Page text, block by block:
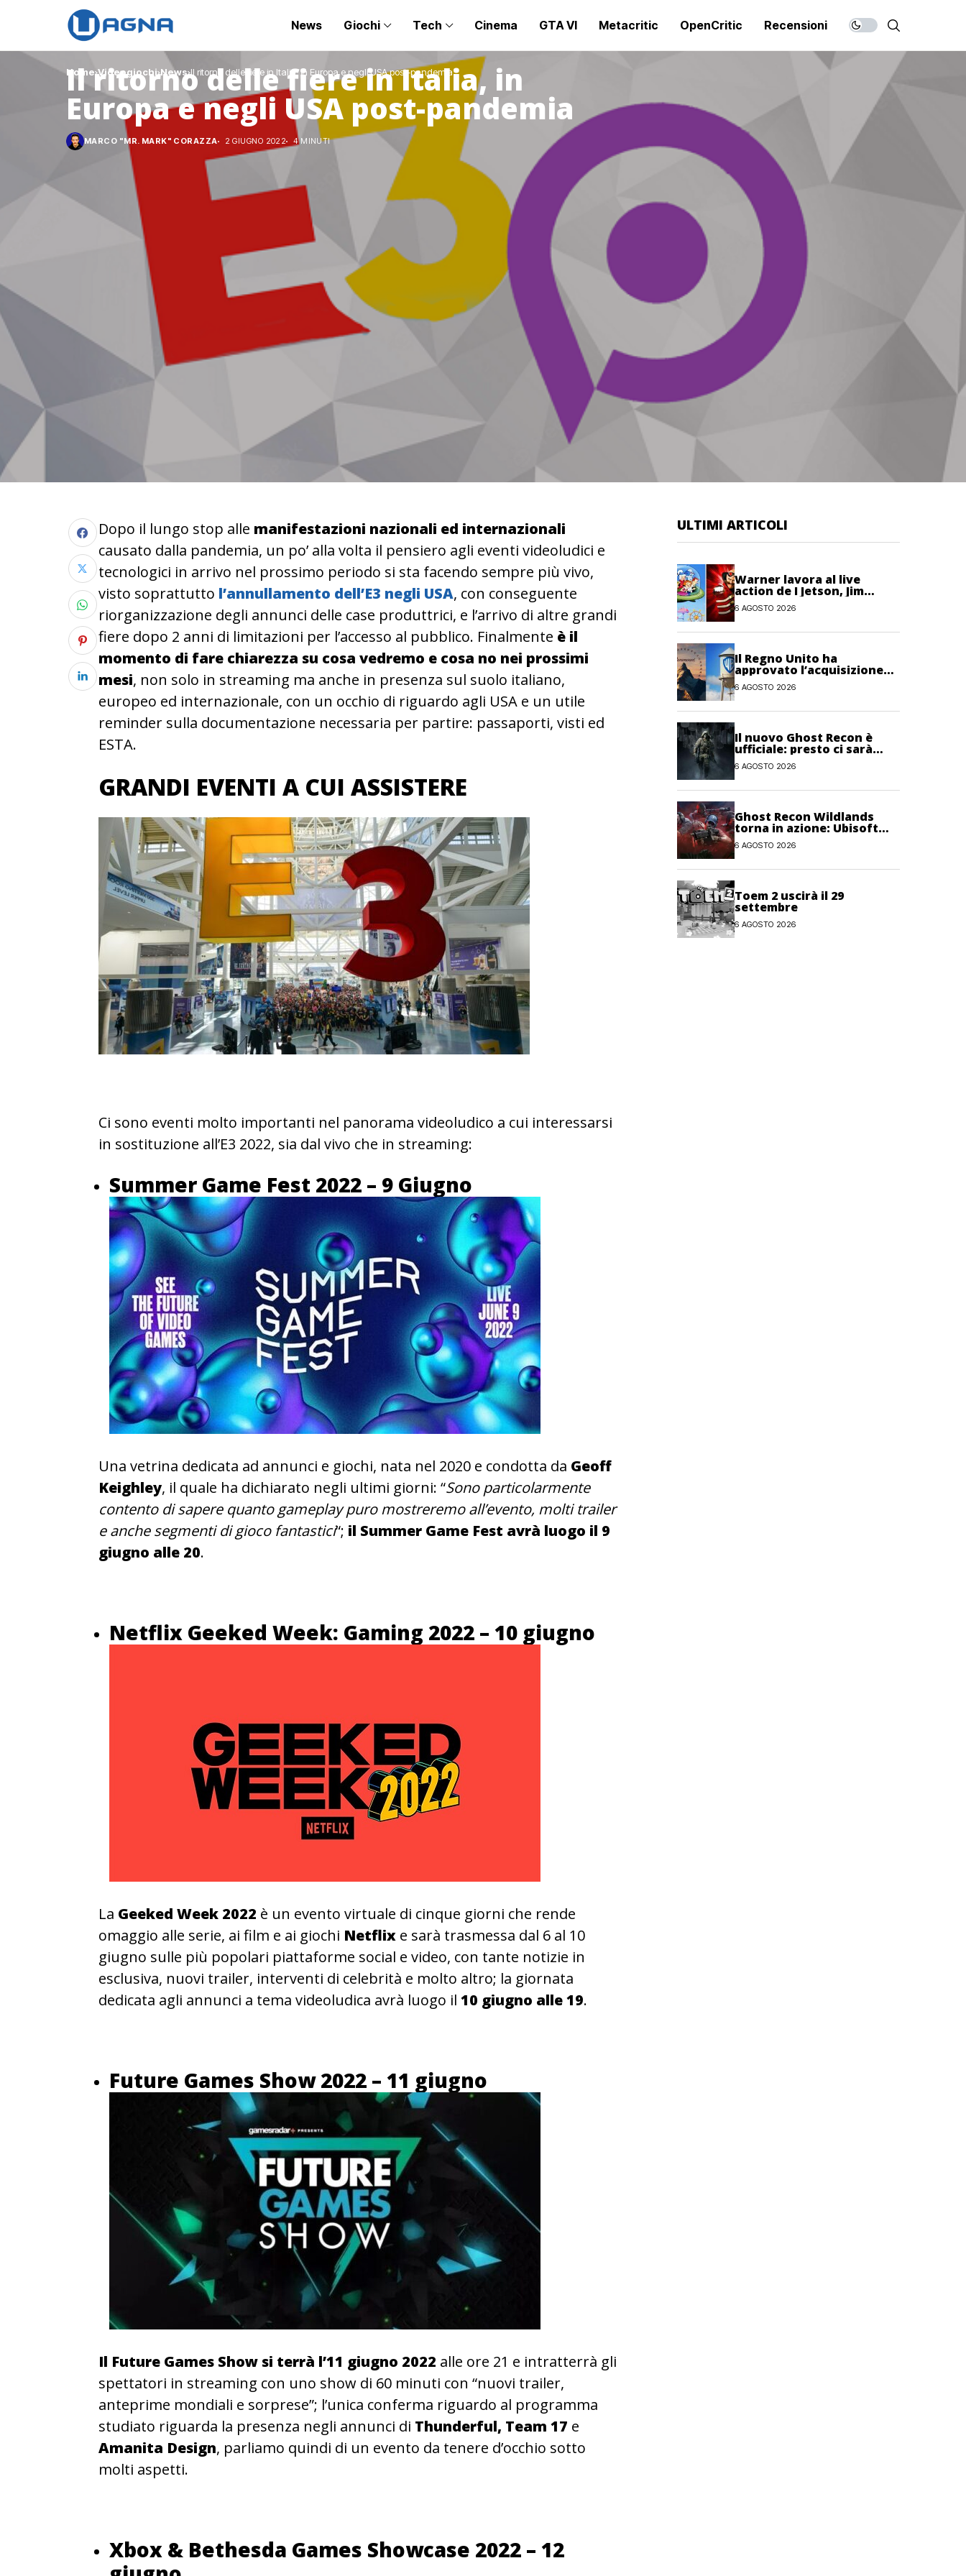
News Giochi Tech Cinema GTA VI Metacritic OpenCritic Recensioni
Home Videogiochi News Il ritorno delle fiere in Italia, in Europa e negli USA post-pandemia
Il ritorno delle fiere in Italia, in
Europa e negli USA post-pandemia
MARCO "MR. MARK" CORAZZA 2 GIUGNO 2022 4 MINUTI
Dopo il lungo stop alle manifestazioni nazionali ed internazionali
causato dalla pandemia, un po’ alla volta il pensiero agli eventi videoludici e
tecnologici in arrivo nel prossimo periodo si sta facendo sempre più vivo,
visto soprattutto l’annullamento dell’E3 negli USA, con conseguente
riorganizzazione degli annunci delle case produttrici, e l’arrivo di altre grandi
fiere dopo 2 anni di limitazioni per l’accesso al pubblico. Finalmente è il
momento di fare chiarezza su cosa vedremo e cosa no nei prossimi
mesi, non solo in streaming ma anche in presenza sul suolo italiano,
europeo ed internazionale, con un occhio di riguardo agli USA e un utile
reminder sulla documentazione necessaria per partire: passaporti, visti ed
ESTA.
GRANDI EVENTI A CUI ASSISTERE
Ci sono eventi molto importanti nel panorama videoludico a cui interessarsi
in sostituzione all’E3 2022, sia dal vivo che in streaming:
Summer Game Fest 2022 – 9 Giugno
Una vetrina dedicata ad annunci e giochi, nata nel 2020 e condotta da Geoff
Keighley, il quale ha dichiarato negli ultimi giorni: “Sono particolarmente
contento di sapere quanto gameplay puro mostreremo all’evento, molti trailer
e anche segmenti di gioco fantastici“; il Summer Game Fest avrà luogo il 9
giugno alle 20.
Netflix Geeked Week: Gaming 2022 – 10 giugno
La Geeked Week 2022 è un evento virtuale di cinque giorni che rende
omaggio alle serie, ai film e ai giochi Netflix e sarà trasmessa dal 6 al 10
giugno sulle più popolari piattaforme social e video, con tante notizie in
esclusiva, nuovi trailer, interventi di celebrità e molto altro; la giornata
dedicata agli annunci a tema videoludica avrà luogo il 10 giugno alle 19.
Future Games Show 2022 – 11 giugno
Il Future Games Show si terrà l’11 giugno 2022 alle ore 21 e intratterrà gli
spettatori in streaming con uno show di 60 minuti con “nuovi trailer,
anteprime mondiali e sorprese”; l’unica conferma riguardo al programma
studiato riguarda la presenza negli annunci di Thunderful, Team 17 e
Amanita Design, parliamo quindi di un evento da tenere d’occhio sotto
molti aspetti.
Xbox & Bethesda Games Showcase 2022 – 12
ULTIMI ARTICOLI
Warner lavora al live
action de I Jetson, Jim
Carrey è nel cast!
6 AGOSTO 2026
Il Regno Unito ha
approvato l’acquisizione
Paramount-Warner Bros
Discovery
6 AGOSTO 2026
Il nuovo Ghost Recon è
ufficiale: presto ci sarà
anche una fase di test
6 AGOSTO 2026
Ghost Recon Wildlands
torna in azione: Ubisoft
lancia il maxi
aggiornamento gratuito
6 AGOSTO 2026
Toem 2 uscirà il 29
settembre
6 AGOSTO 2026